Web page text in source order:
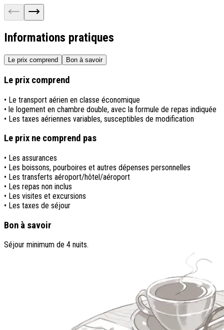
Informations pratiques
Le prix comprend Bon à savoir
Le prix comprend
• Le transport aérien en classe économique
• le logement en chambre double, avec la formule de repas indiquée
• Les taxes aériennes variables, susceptibles de modification
Le prix ne comprend pas
• Les assurances
• Les boissons, pourboires et autres dépenses personnelles
• Les transferts aéroport/hôtel/aéroport
• Les repas non inclus
• Les visites et excursions
• Les taxes de séjour
Bon à savoir
Séjour minimum de 4 nuits.